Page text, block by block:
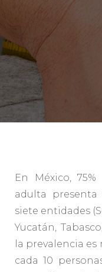
En México,
adulta presenta
siete entidades
Yucatán,
la prevalencia es
cada 10